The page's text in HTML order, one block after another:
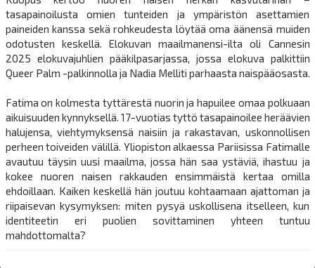
tasapainoilusta omien tunteiden ja ympäristön asettamien
paineiden kanssa sekä rohkeudesta löytää oma äänensä muiden
odotusten keskellä. Elokuvan maailmanensi-ilta oli Cannesin
2025 elokuvajuhlien pääkilpasarjassa, jossa elokuva palkittiin
Queer Palm -palkinnolla ja Nadia Melliti parhaasta naispääosasta.
Fatima on kolmesta tyttärestä nuorin ja hapuilee omaa polkuaan
aikuisuuden kynnyksellä. 17-vuotias tyttö tasapainoilee heräävien
halujensa, viehtymyksensä naisiin ja rakastavan, uskonnollisen
perheen toiveiden välillä. Yliopiston alkaessa Pariisissa Fatimalle
avautuu täysin uusi maailma, jossa hän saa ystäviä, ihastuu ja
kokee nuoren naisen rakkauden ensimmäistä kertaa omilla
ehdoillaan. Kaiken keskellä hän joutuu kohtaamaan ajattoman ja
riipaisevan kysymyksen: miten pysyä uskollisena itselleen, kun
identiteetin eri puolien sovittaminen yhteen tuntuu
mahdottomalta?